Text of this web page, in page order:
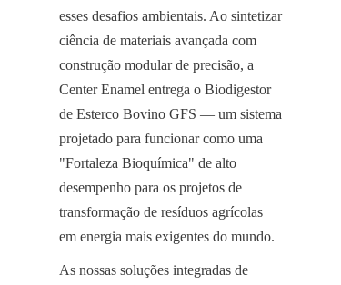
esses desafios ambientais. Ao sintetizar
ciência de materiais avançada com
construção modular de precisão, a
Center Enamel entrega o Biodigestor
de Esterco Bovino GFS — um sistema
projetado para funcionar como uma
"Fortaleza Bioquímica" de alto
desempenho para os projetos de
transformação de resíduos agrícolas
em energia mais exigentes do mundo.
As nossas soluções integradas de